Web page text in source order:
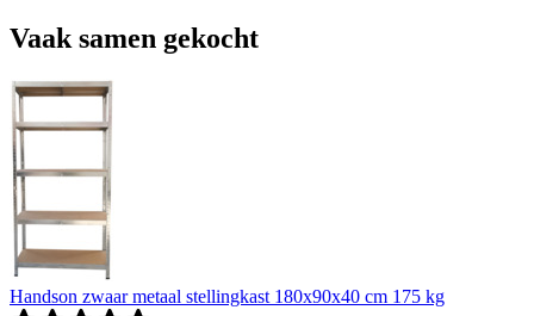
Vaak samen gekocht
Handson zwaar metaal stellingkast 180x90x40 cm 175 kg